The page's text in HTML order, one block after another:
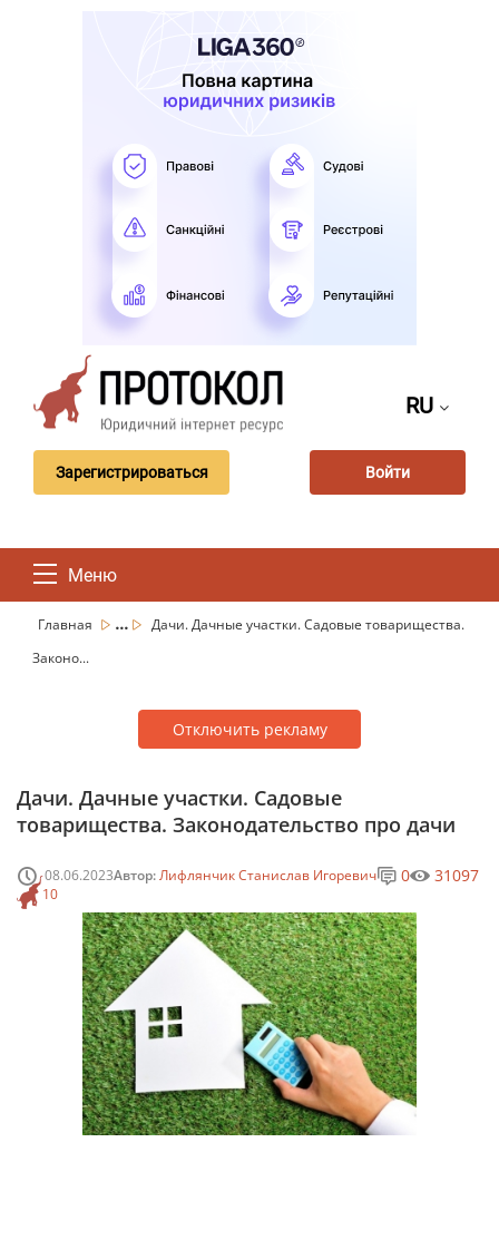
RU
Зарегистрироваться Войти
Меню
Главная ...
Дачи. Дачные участки. Садовые товарищества.
Законо...
Отключить рекламу
Дачи. Дачные участки. Садовые
товарищества. Законодательство про дачи
08.06.2023Автор:Лифлянчик Станислав Игоревич
10
0 31097